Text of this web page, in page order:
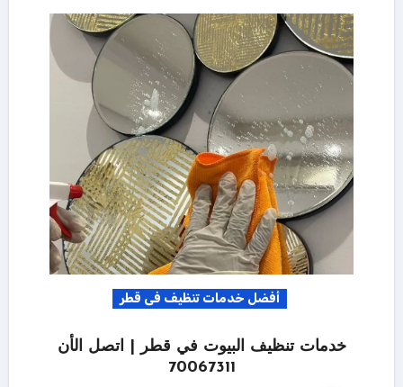
أفضل خدمات تنظيف فى قطر
خدمات تنظيف البيوت في قطر | اتصل الأن
70067311